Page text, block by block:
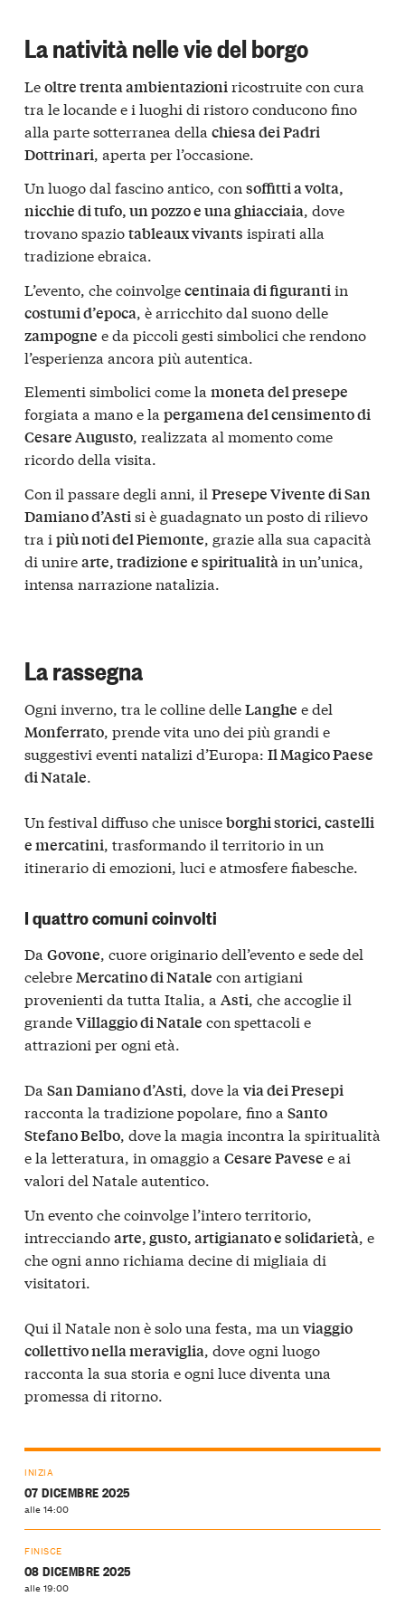
La natività nelle vie del borgo
Leoltre trenta ambientazioni ricostruite con cura
tra le locande e i luoghi di ristoro conducono fino
alla parte sotterranea della chiesa dei Padri
Dottrinari , aperta per l’occasione.
Un luogo dal fascino antico, con soffitti a volta,
nicchie di tufo, un pozzo e una ghiacciaia, dove
trovano spaziotableaux vivants ispirati alla
tradizione ebraica.
L’evento, che coinvolgecentinaia di figurantiin
costumi d’epoca, è arricchito dal suono delle
zampogne e da piccoli gesti simbolici che rendono
l’esperienza ancora più autentica.
Elementi simbolici come la moneta del presepe
forgiata a mano e la pergamena del censimento di
Cesare Augusto, realizzata al momento come
ricordo della visita.
Con il passare degli anni, il Presepe Vivente di San
Damiano d’Astisi è guadagnato un posto di rilievo
tra i più noti del Piemonte, grazie alla sua capacità
di unirearte, tradizione e spiritualitàin un’unica,
intensa narrazione natalizia.
La rassegna
Ogni inverno, tra le colline delleLanghe e del
Monferrato, prende vita uno dei più grandi e
suggestivi eventi natalizi d’Europa: Il Magico Paese
di Natale.
Un festival diffuso che unisceborghi storici, castelli
e mercatini, trasformando il territorio in un
itinerario di emozioni, luci e atmosfere fiabesche.
I quattro comuni coinvolti
Da Govone, cuore originario dell’evento e sede del
celebreMercatino di Natale con artigiani
provenienti da tutta Italia, a Asti, che accoglie il
grandeVillaggio di Natale con spettacoli e
attrazioni per ogni età.
Da San Damiano d’Asti, dove la via dei Presepi
racconta la tradizione popolare, fino a Santo
Stefano Belbo, dove la magia incontra la spiritualità
e la letteratura, in omaggio a Cesare Pavese e ai
valori del Natale autentico.
Un evento che coinvolge l’intero territorio,
intrecciandoarte, gusto, artigianato e solidarietà , e
che ogni anno richiama decine di migliaia di
visitatori.
Qui il Natale non è solo una festa, ma un viaggio
collettivo nella meraviglia , dove ogni luogo
racconta la sua storia e ogni luce diventa una
promessa di ritorno.
INIZIA
07 DICEMBRE 2025
alle 14:00
FINISCE
08 DICEMBRE 2025
alle 19:00